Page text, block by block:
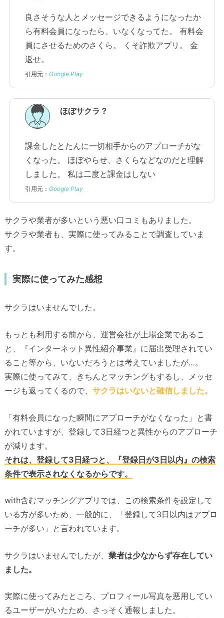
良さそうな人とメッセージできるようになったか
ら有料会員になったら、いなくなってた。 有料会
員にさせるためのさくら。 くそ詐欺アプリ。 金
返せ。
引用元： Google Play
ほぼサクラ？
課金したとたんに一切相手からのアプローチがな
くなった。 ほぼやらせ、さくらなどなのだと理解
しました。 私は二度と課金はしない
引用元： Google Play
サクラや業者が多いという悪い口コミもありました。
サクラや業者も、実際に使ってみることで調査していま
す。
実際に使ってみた感想
サクラはいませんでした。
もっとも利用する前から、運営会社が上場企業であるこ
と、『インターネット異性紹介事業』に届出受理されてい
ること等から、いないだろうとは考えていましたが…。
実際に使ってみて、きちんとマッチングもするし、メッセ
ージも返ってくるので、 サクラはいないと確信しました。
「有料会員になった瞬間にアプローチがなくなった」と書
かれていますが、登録して3日経つと異性からのアプローチ
が減ります。
それは、登録して3日経つと、『登録日が3日以内』の検索
条件で表示されなくなるからです。
with含むマッチングアプリでは、この検索条件を設定して
いる方が多いため、一般的に、「登録して3日以内はアプロ
ーチが多い」と言われています。
サクラはいませんでしたが、 業者は少なからず存在してい
ました。
実際に使ってみたところ、プロフィール写真を悪用してい
るユーザーがいたため、さっそく通報しました。